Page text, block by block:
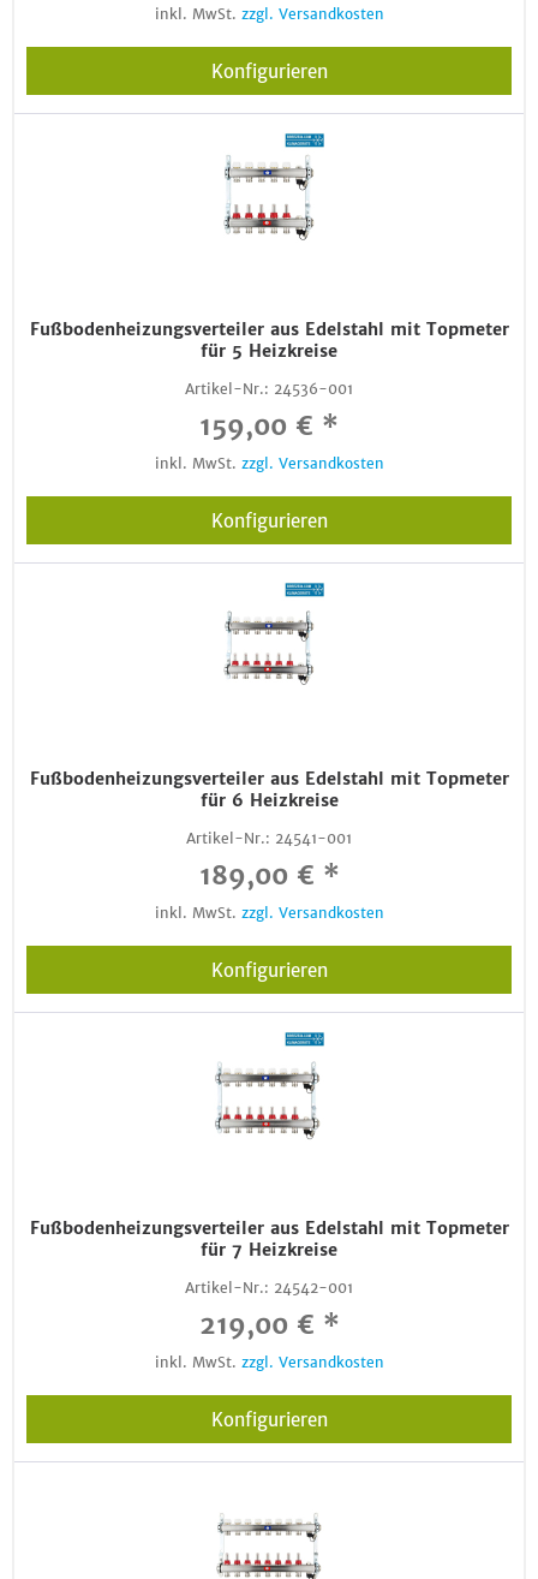
inkl. MwSt. zzgl. Versandkosten
Konfigurieren
Fußbodenheizungsverteiler aus Edelstahl mit Topmeter
für 5 Heizkreise
Artikel-Nr.: 24536-001
159,00 € *
inkl. MwSt. zzgl. Versandkosten
Konfigurieren
Fußbodenheizungsverteiler aus Edelstahl mit Topmeter
für 6 Heizkreise
Artikel-Nr.: 24541-001
189,00 € *
inkl. MwSt. zzgl. Versandkosten
Konfigurieren
Fußbodenheizungsverteiler aus Edelstahl mit Topmeter
für 7 Heizkreise
Artikel-Nr.: 24542-001
219,00 € *
inkl. MwSt. zzgl. Versandkosten
Konfigurieren